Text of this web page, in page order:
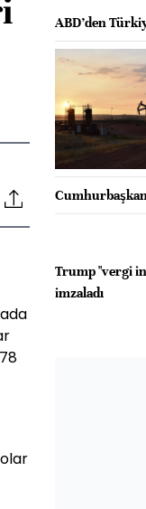
ABD’den
Trump "vergi
imzaladı